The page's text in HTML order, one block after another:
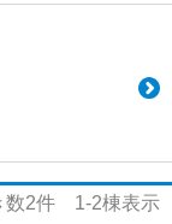
数2件 1-2棟表示